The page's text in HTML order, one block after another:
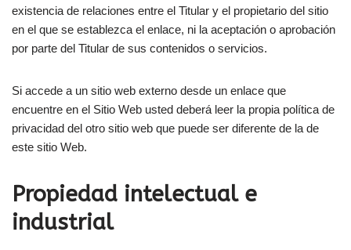
existencia de relaciones entre el Titular y el propietario del sitio
en el que se establezca el enlace, ni la aceptación o aprobación
por parte del Titular de sus contenidos o servicios.
Si accede a un sitio web externo desde un enlace que
encuentre en el Sitio Web usted deberá leer la propia política de
privacidad del otro sitio web que puede ser diferente de la de
este sitio Web.
Propiedad intelectual e
industrial